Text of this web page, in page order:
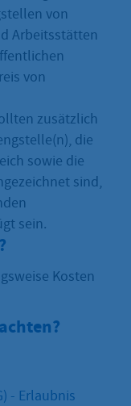
von
Arbeitsstätten
von
zusätzlich
die
sowie die
sind,
sein.
Kosten
- Erlaubnis